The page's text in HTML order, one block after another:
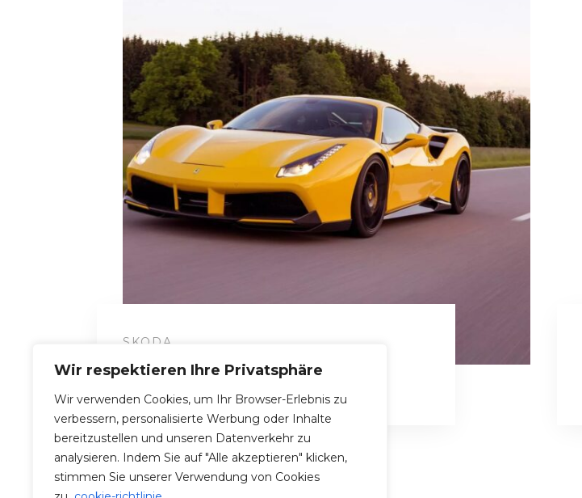
Wir respektieren Ihre Privatsphäre
Wir verwenden Cookies, um Ihr Browser-Erlebnis zu
verbessern, personalisierte Werbung oder Inhalte
bereitzustellen und unseren Datenverkehr zu
analysieren. Indem Sie auf "Alle akzeptieren" klicken,
stimmen Sie unserer Verwendung von Cookies
Skoda Octavia C 1.6TDI (3)
SKODA